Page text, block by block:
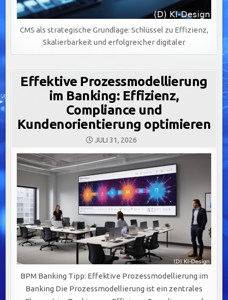
CMS als strategische Grundlage: Schlüssel zu Effizienz,
Skalierbarkeit und erfolgreicher digitaler
Effektive Prozessmodellierung
im Banking: Effizienz,
Compliance und
Kundenorientierung optimieren
JULI 31, 2026
BPM Banking Tipp: Effektive Prozessmodellierung im
Banking Die Prozessmodellierung ist ein zentrales